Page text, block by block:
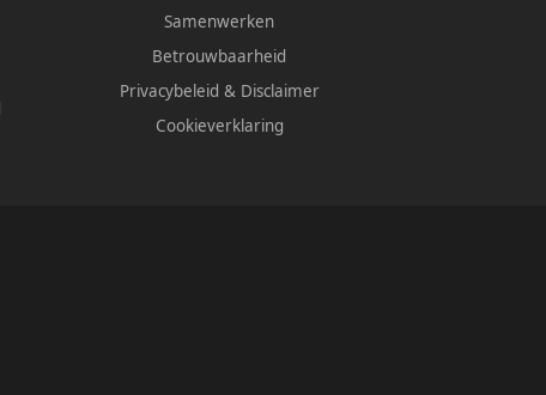
Samenwerken
Betrouwbaarheid
Privacybeleid & Disclaimer
Cookieverklaring